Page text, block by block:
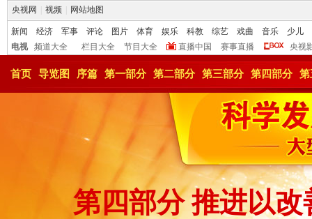
央视网 视频 网站地图
新闻 经济 军事 评论 图片 体育 娱乐 科教 综艺 戏曲 音乐
少儿
电视
频道大全 栏目大全 节目大全 直播中国 赛事直播 央视
首页 导览图 序篇 第一部分 第二部分 第三部分 第四部分 第
第四部分 推进以